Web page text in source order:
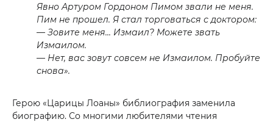
Явно Артуром Гордоном Пимом звали не меня.
Пим не прошел. Я стал торговаться с доктором:
— Зовите меня... Измаил? Можете звать
Измаилом.
— Нет, вас зовут совсем не Измаилом. Пробуйте
снова».
Герою «Царицы Лоаны» библиография заменила
биографию. Со многими любителями чтения